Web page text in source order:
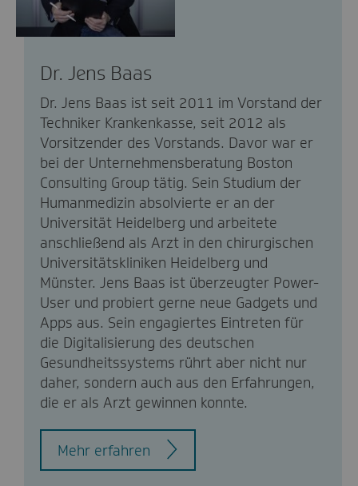
Dr. Jens Baas
Dr. Jens Baas ist seit 2011 im Vorstand der
Techniker Krankenkasse, seit 2012 als
Vorsitzender des Vorstands. Davor war er
bei der Unternehmensberatung Boston
Consulting Group tätig. Sein Studium der
Humanmedizin absolvierte er an der
Universität Heidelberg und arbeitete
anschließend als Arzt in den chirurgischen
Universitätskliniken Heidelberg und
Münster. Jens Baas ist überzeugter Power-
User und probiert gerne neue Gadgets und
Apps aus. Sein engagiertes Eintreten für
die Digitalisierung des deutschen
Gesundheitssystems rührt aber nicht nur
daher, sondern auch aus den Erfahrungen,
die er als Arzt gewinnen konnte.
Mehr erfahren